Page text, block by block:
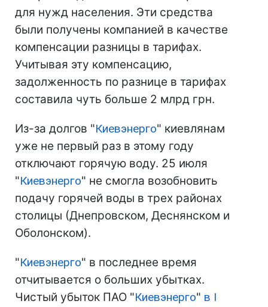
для нужд населения. Эти средства
были получены компанией в качестве
компенсации разницы в тарифах.
Учитывая эту компенсацию,
задолженность по разнице в тарифах
составила чуть больше 2 млрд грн.
Из-за долгов "Киевэнерго" киевлянам
уже не первый раз в этому году
отключают горячую воду. 25 июля
"Киевэнерго" не смогла возобновить
подачу горячей воды в трех районах
столицы (Днепровском, Деснянском и
Оболонском).
"Киевэнерго" в последнее время
отчитывается о больших убытках.
Чистый убыток ПАО "Киевэнерго" в І